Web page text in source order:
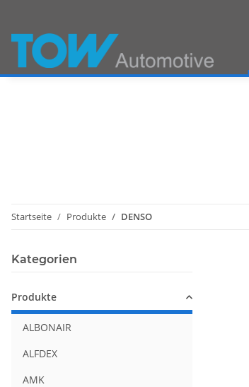
Startseite Produkte DENSO
Kategorien
Produkte
ALBONAIR
ALFDEX
AMK